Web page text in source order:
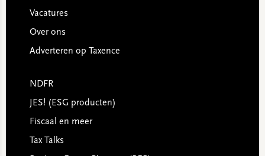
Vacatures
Over ons
Adverteren op Taxence
NDFR
JES! (ESG producten)
Fiscaal en meer
Tax Talks